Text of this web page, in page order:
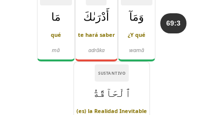
69:3 وَمَآ
¿Y qué
wamā
أَدْرَىٰكَ
te hará saber
adrāka
مَا
qué
mā
SUSTANTIVO
ٱلْحَآقَّةُ
(es) la Realidad Inevitable